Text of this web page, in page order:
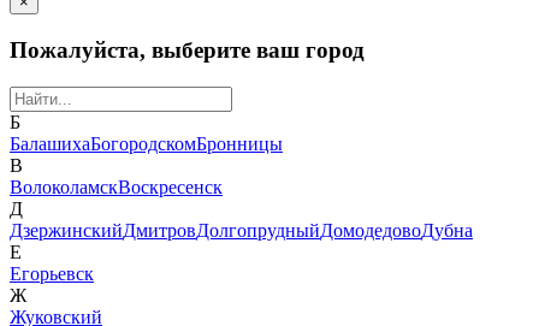
Пожалуйста, выберите ваш город
Б
БалашихаБогородскомБронницы
В
ВолоколамскВоскресенск
Д
ДзержинскийДмитровДолгопрудныйДомодедовоДубна
Е
Егорьевск
Ж
Жуковский